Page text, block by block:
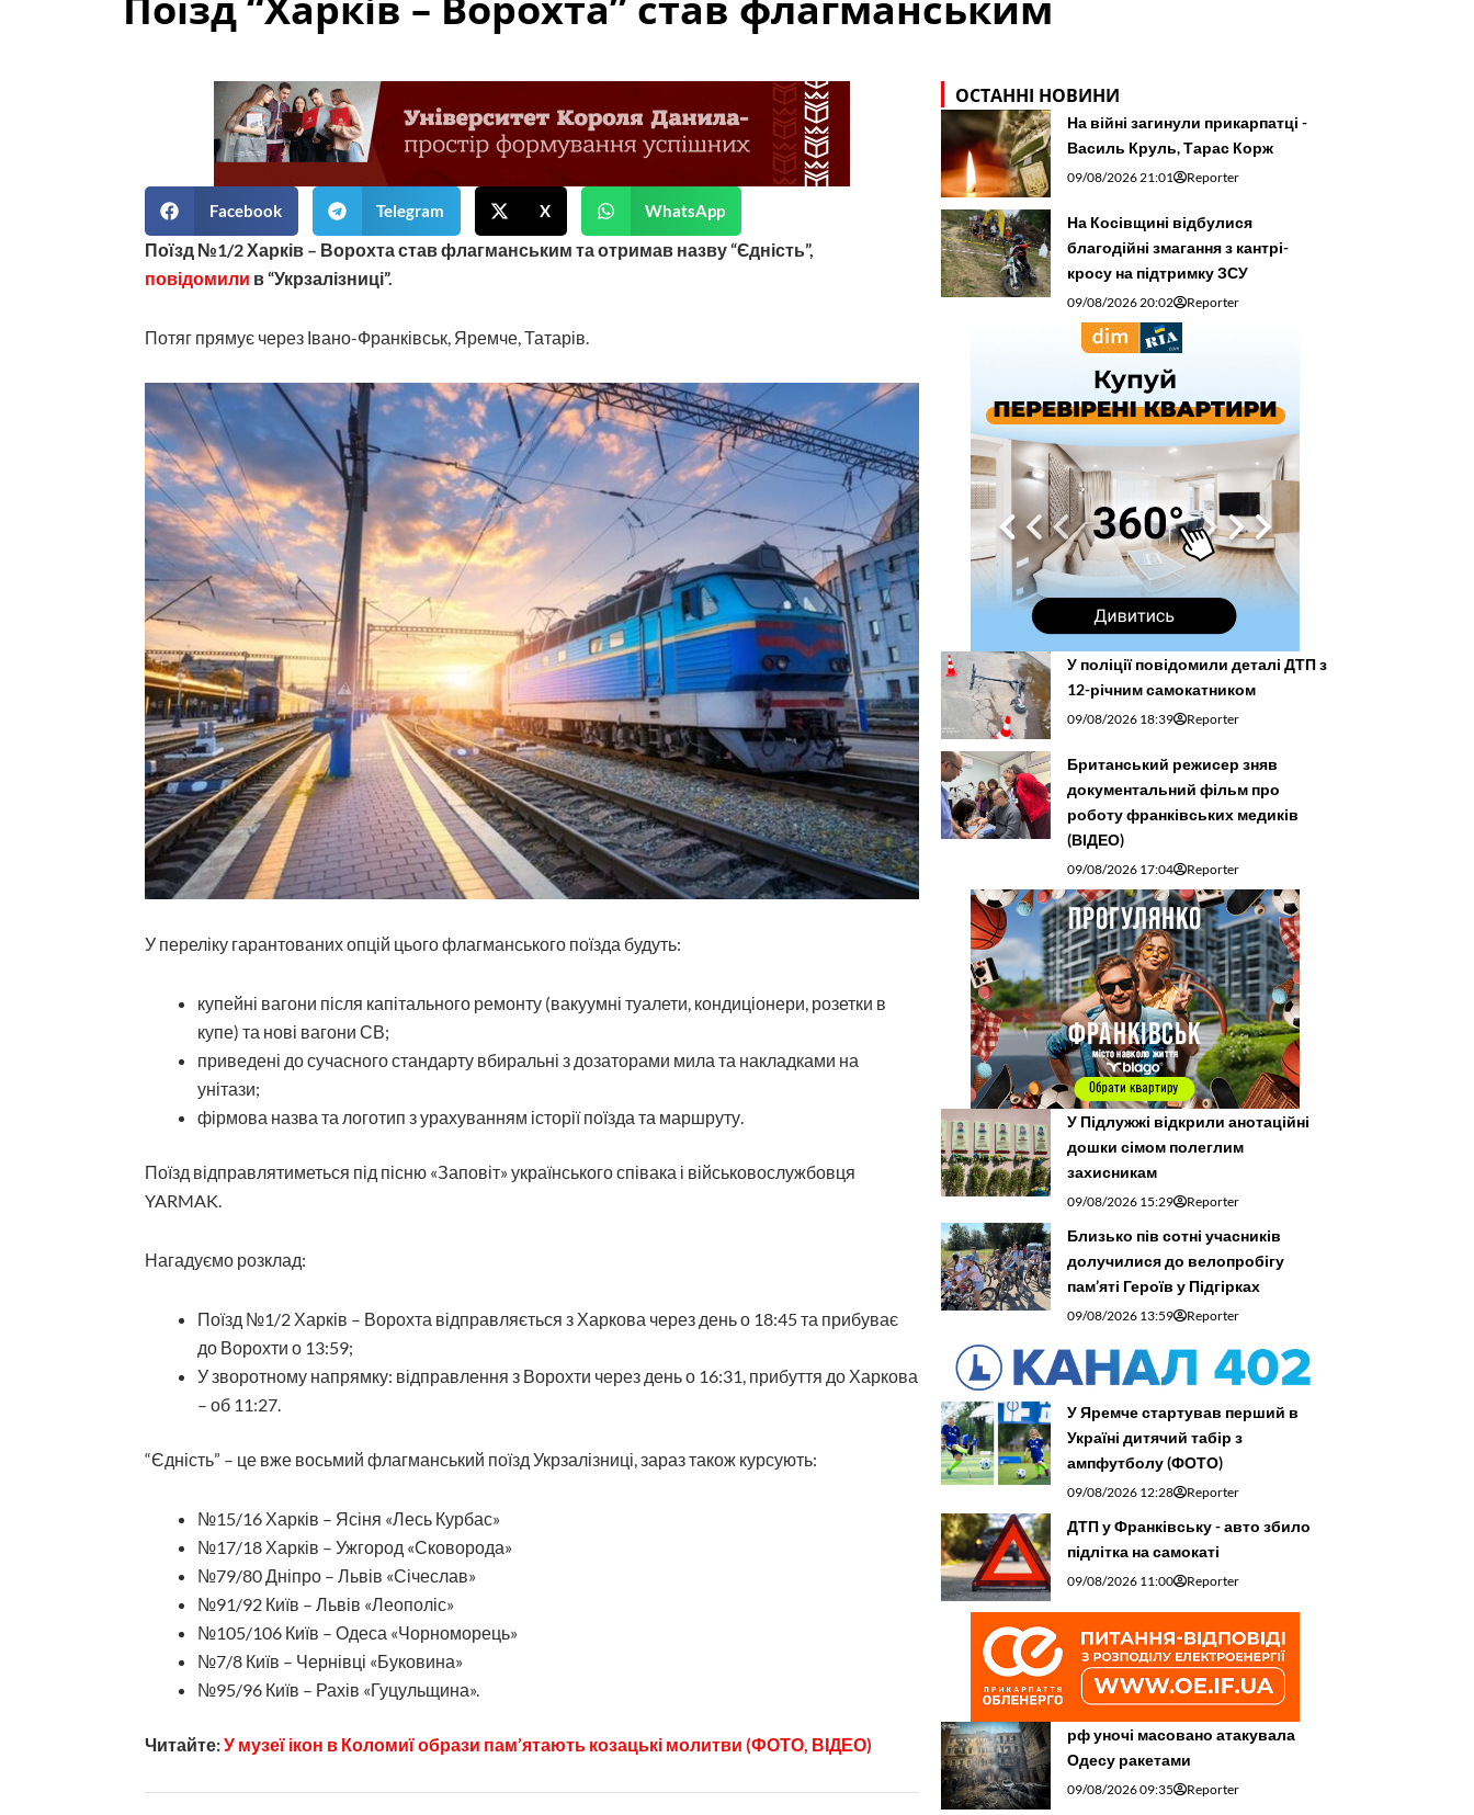
Facebook Telegram X WhatsApp
Поїзд №1/2 Харків – Ворохта став флагманським та отримав назву “Єдність”,
повідомили в “Укрзалізниці”.
Потяг прямує через Івано-Франківськ, Яремче, Татарів.
У переліку гарантованих опцій цього флагманського поїзда будуть:
купейні вагони після капітального ремонту (вакуумні туалети, кондиціонери, розетки в
купе) та нові вагони СВ;
приведені до сучасного стандарту вбиральні з дозаторами мила та накладками на
унітази;
фірмова назва та логотип з урахуванням історії поїзда та маршруту.
Поїзд відправлятиметься під пісню «Заповіт» українського співака і військовослужбовця
YARMAK.
Нагадуємо розклад:
Поїзд №1/2 Харків – Ворохта відправляється з Харкова через день о 18:45 та прибуває
до Ворохти о 13:59;
У зворотному напрямку: відправлення з Ворохти через день о 16:31, прибуття до Харкова
– об 11:27.
“Єдність” – це вже восьмий флагманський поїзд Укрзалізниці, зараз також курсують:
№15/16 Харків – Ясіня «Лесь Курбас»
№17/18 Харків – Ужгород «Сковорода»
№79/80 Дніпро – Львів «Січеслав»
№91/92 Київ – Львів «Леополіс»
№105/106 Київ – Одеса «Чорноморець»
№7/8 Київ – Чернівці «Буковина»
№95/96 Київ – Рахів «Гуцульщина».
Читайте:У музеї ікон в Коломиї образи пам’ятають козацькі молитви (ФОТО, ВІДЕО)
ОСТАННІ НОВИНИ
На війні загинули прикарпатці -
Василь Круль, Тарас Корж
09/08/2026 21:01 Reporter
На Косівщині відбулися
благодійні змагання з кантрі-
кросу на підтримку ЗСУ
09/08/2026 20:02 Reporter
У поліції повідомили деталі ДТП з
12-річним самокатником
09/08/2026 18:39 Reporter
Британський режисер зняв
документальний фільм про
роботу франківських медиків
(ВІДЕО)
09/08/2026 17:04 Reporter
У Підлужжі відкрили анотаційні
дошки сімом полеглим
захисникам
09/08/2026 15:29 Reporter
Близько пів сотні учасників
долучилися до велопробігу
пам’яті Героїв у Підгірках
09/08/2026 13:59 Reporter
У Яремче стартував перший в
Україні дитячий табір з
ампфутболу (ФОТО)
09/08/2026 12:28 Reporter
ДТП у Франківську - авто збило
підлітка на самокаті
09/08/2026 11:00 Reporter
рф уночі масовано атакувала
Одесу ракетами
09/08/2026 09:35 Reporter